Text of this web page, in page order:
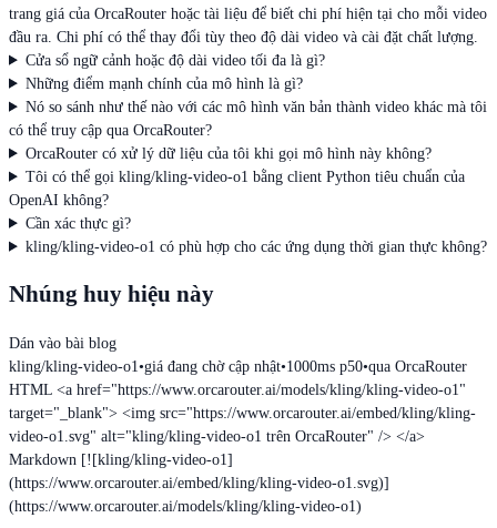
trang giá của OrcaRouter hoặc tài liệu để biết chi phí hiện tại cho mỗi video
đầu ra. Chi phí có thể thay đổi tùy theo độ dài video và cài đặt chất lượng.
Cửa sổ ngữ cảnh hoặc độ dài video tối đa là gì?
Những điểm mạnh chính của mô hình là gì?
Nó so sánh như thế nào với các mô hình văn bản thành video khác mà tôi
có thể truy cập qua OrcaRouter?
OrcaRouter có xử lý dữ liệu của tôi khi gọi mô hình này không?
Tôi có thể gọi kling/kling-video-o1 bằng client Python tiêu chuẩn của
OpenAI không?
Cần xác thực gì?
kling/kling-video-o1 có phù hợp cho các ứng dụng thời gian thực không?
Nhúng huy hiệu này
Dán vào bài blog
kling/kling-video-o1•giá đang chờ cập nhật•1000ms p50•qua OrcaRouter
HTML <a href="https://www.orcarouter.ai/models/kling/kling-video-o1"
target="_blank"> <img src="https://www.orcarouter.ai/embed/kling/kling-
video-o1.svg" alt="kling/kling-video-o1 trên OrcaRouter" /> </a>
Markdown [![kling/kling-video-o1]
(https://www.orcarouter.ai/embed/kling/kling-video-o1.svg)]
(https://www.orcarouter.ai/models/kling/kling-video-o1)